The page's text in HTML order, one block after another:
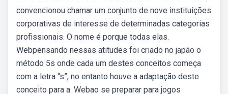
convencionou chamar um conjunto de nove instituições
corporativas de interesse de determinadas categorias
profissionais. O nome é porque todas elas.
Webpensando nessas atitudes foi criado no japão o
método 5s onde cada um destes conceitos começa
com a letra “s”, no entanto houve a adaptação deste
conceito para a. Webao se preparar para jogos